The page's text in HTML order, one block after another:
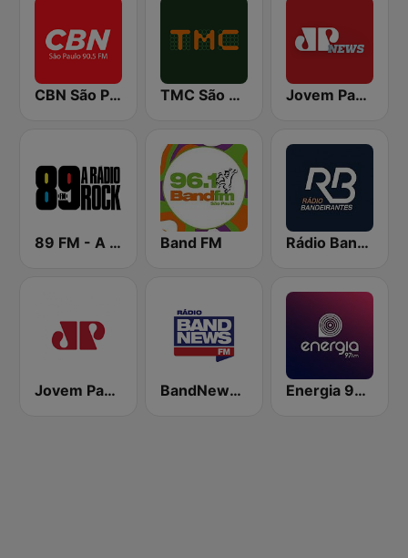
CBN São Paulo TMC São Paulo Jovem Pan News
89 FM - A Rádio Rock Band FM Rádio Bandeirantes
Jovem Pan AM BandNews FM - 96.9 SP Energia 97 FM